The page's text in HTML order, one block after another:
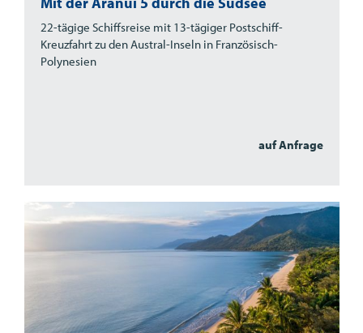
22-tägige Schiffsreise mit 13-tägiger Postschiff-
Kreuzfahrt zu den Austral-Inseln in Französisch-
Polynesien
auf Anfrage